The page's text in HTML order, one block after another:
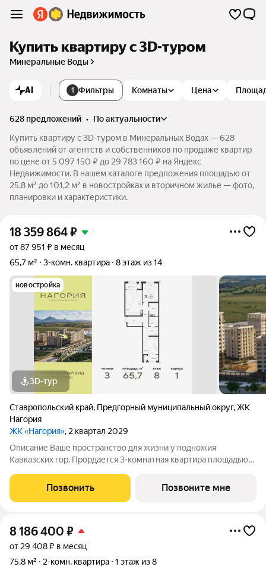
Купить квартиру c 3D-туром
Минеральные Воды
AI 1 Фильтры Комнаты Цена
628 предложений •
по актуальности
Купить квартиру c 3D-туром в Минеральных Водах — 628
объявлений от агентств и собственников по продаже квартир
по цене от 5 097 150 ₽ до 29 783 160 ₽ на Яндекс
Недвижимости. В нашем каталоге предложения площадью от
25,8 м² до 101,2 м² в новостройках и вторичном жилье — фото,
планировки и характеристики.
18 359 864₽
от 87 951 ₽ в месяц
65,7 м²
3-комн. квартира 8 этаж из 14
новостройка
3D-тур
Ставропольский край, Предгорный муниципальный округ,ЖК
Нагория
ЖК «Нагория», 2 квартал 2029
Описание Ваше пространство для жизни у подножия
Кавказских гор. Прордается 3-комнатная квартира площадью
(Железноводск, живописный район КМВ). Этаж 8 из 9, дом №
Литер 1. Здесь горная природа, чистый
Позвонить Позвоните мне
8 186 400 ₽
от 29 408 ₽ в месяц
75,8 м²
2-комн. квартира 1 этаж из 8